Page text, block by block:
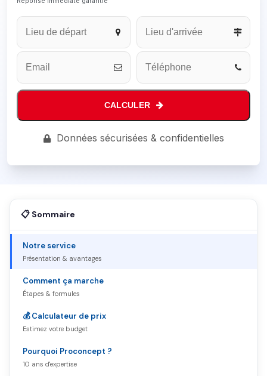
Contact
CALCULER
Données sécurisées & confidentielles
📋 Sommaire
Notre service
Présentation & avantages
Comment ça marche
Étapes & formules
💰 Calculateur de prix
Estimez votre budget
Pourquoi Proconcept ?
10 ans d'expertise